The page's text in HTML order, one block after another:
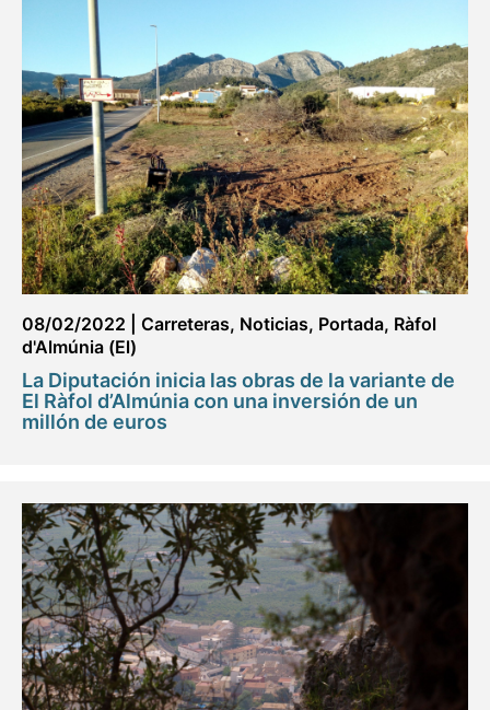
08/02/2022 Carreteras, Noticias, Portada, Ràfol
d'Almúnia (El)
La Diputación inicia las obras de la variante de
El Ràfol d’Almúnia con una inversión de un
millón de euros